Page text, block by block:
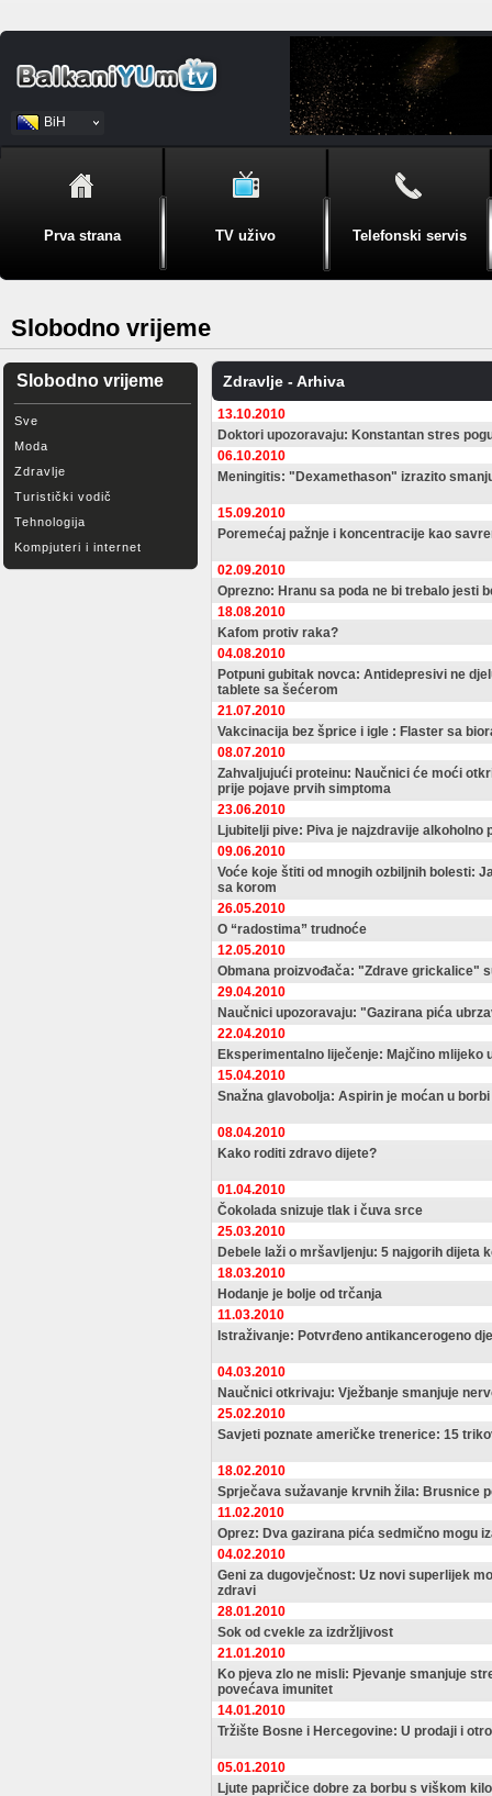
BiH
Srpski
Prva strana TV uživo Telefonski servis
Slobodno vrijeme
Slobodno vrijeme
Sve
Moda
Zdravlje
Turistički vodič
Tehnologija
Kompjuteri i internet
Zdravlje - Arhiva
13.10.2010
Doktori upozoravaju: Konstantan stres
06.10.2010
Meningitis: "Dexamethason" izrazito
15.09.2010
Poremećaj pažnje i koncentracije kao
02.09.2010
Oprezno: Hranu sa poda ne bi trebalo jesti
18.08.2010
Kafom protiv raka?
04.08.2010
Potpuni gubitak novca: Antidepresivi ne
tablete sa šećerom
21.07.2010
Vakcinacija bez šprice i igle : Flaster sa
08.07.2010
Zahvaljujući proteinu: Naučnici će moći
prije pojave prvih simptoma
23.06.2010
Ljubitelji pive: Piva je najzdravije alkoholno
09.06.2010
Voće koje štiti od mnogih ozbiljnih bolesti:
sa korom
26.05.2010
O “radostima” trudnoće
12.05.2010
Obmana proizvođača: "Zdrave grickalice"
29.04.2010
Naučnici upozoravaju: "Gazirana pića
22.04.2010
Eksperimentalno liječenje: Majčino mlijeko
15.04.2010
Snažna glavobolja: Aspirin je moćan u
08.04.2010
Kako roditi zdravo dijete?
01.04.2010
Čokolada snizuje tlak i čuva srce
25.03.2010
Debele laži o mršavljenju: 5 najgorih dijeta
18.03.2010
Hodanje je bolje od trčanja
11.03.2010
Istraživanje: Potvrđeno antikancerogeno
04.03.2010
Naučnici otkrivaju: Vježbanje smanjuje
25.02.2010
Savjeti poznate američke trenerice: 15
18.02.2010
Sprječava sužavanje krvnih žila: Brusnice
11.02.2010
Oprez: Dva gazirana pića sedmično mogu
04.02.2010
Geni za dugovječnost: Uz novi superlijek
zdravi
28.01.2010
Sok od cvekle za izdržljivost
21.01.2010
Ko pjeva zlo ne misli: Pjevanje smanjuje
povećava imunitet
14.01.2010
Tržište Bosne i Hercegovine: U prodaji i
05.01.2010
Ljute papričice dobre za borbu s viškom